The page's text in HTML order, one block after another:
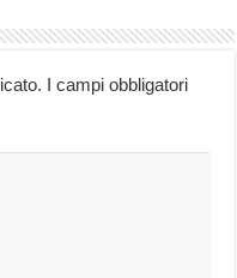
I campi obbligatori